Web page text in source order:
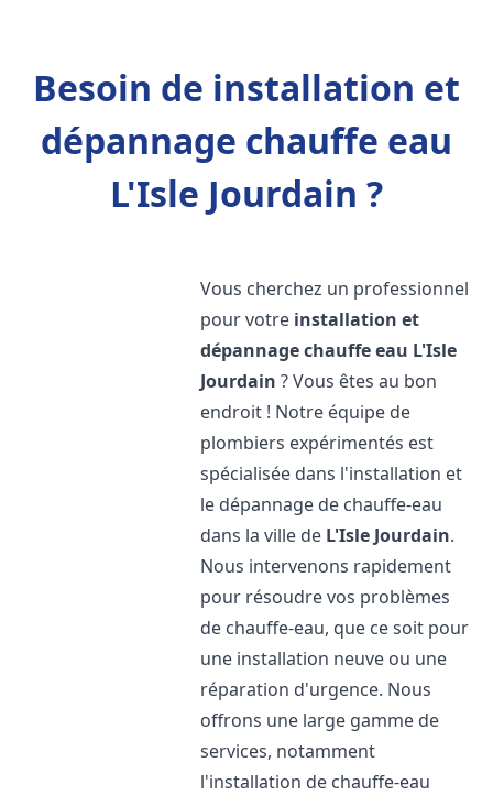
Besoin de installation et
dépannage chauffe eau
L'Isle Jourdain ?
Vous cherchez un professionnel
pour votre installation et
dépannage chauffe eau L'Isle
Jourdain ? Vous êtes au bon
endroit ! Notre équipe de
plombiers expérimentés est
spécialisée dans l'installation et
le dépannage de chauffe-eau
dans la ville de L'Isle Jourdain.
Nous intervenons rapidement
pour résoudre vos problèmes
de chauffe-eau, que ce soit pour
une installation neuve ou une
réparation d'urgence. Nous
offrons une large gamme de
services, notamment
l'installation de chauffe-eau